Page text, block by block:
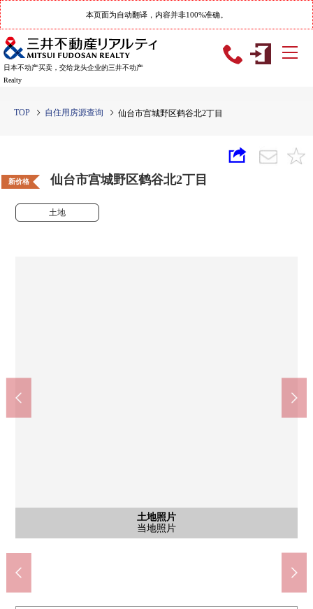
本页面为自动翻译，内容并非100%准确。
日本不动产买卖，交给龙头企业的三井不动产
Realty
TOP 自住用房源查询 仙台市宫城野区鹤谷北2丁目
新价格 仙台市宫城野区鹤谷北2丁目
土地
土地照片
当地照片
土地照片
当地照片
土地照片
当地照片
含有前面道路的外观
包括前面道路在内的外观
含有前面道路的外观
包括前面道路在内的外观
含有前面道路的外观
约14.0m正和仙台市建道路接触。
含有前面道路的外观
前面道路幅员是约8.1m。
仙台市立鹤谷小学(约970m)
步行13分钟。
仙台市立鹤谷中学(约520m)
步行7分钟。
鹤谷山泽公园(约130m)
步行2分钟
仙台Open医院(约490m)
步行7分钟
TSURUHA药品仙台鹤ka山谷商店(约780m)
步行10分钟
鹤谷新鲜ichiba(约800m)
步行10分钟
诗里亚仙台鹤谷商店(约840m)
步行11分钟
七十七银行鹤谷分店(约1010m)
步行13分钟。
COOP MIYAGI鹤ka山谷商店(约990m)
步行13分钟
泉南光台南3邮局(约1130m)
步行15分钟